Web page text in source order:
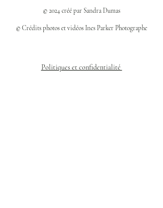
© 2024 créé par Sandra Dumas
© Crédits photos et vidéos Ines Parker Photographe
Politiques et confidentialité